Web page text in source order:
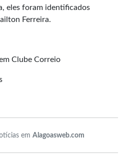
eles foram identificados
Ferreira.
Clube Correio
em Alagoasweb.com